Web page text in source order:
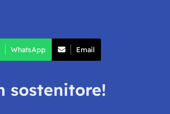
WhatsApp Email
sostenitore!